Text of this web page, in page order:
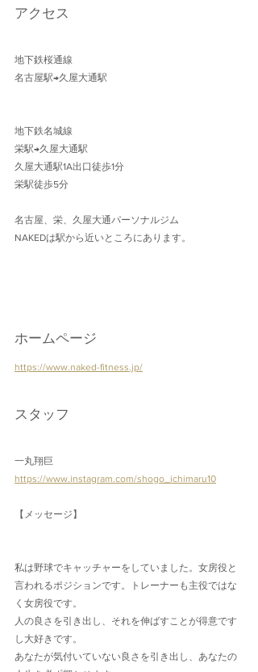
アクセス
地下鉄桜通線
名古屋駅→久屋大通駅
地下鉄名城線
栄駅→久屋大通駅
久屋大通駅1A出口徒歩1分
栄駅徒歩5分
名古屋、栄、久屋大通パーソナルジム
NAKEDは駅から近いところにあります。
ホームページ
https://www.naked-fitness.jp/
スタッフ
一丸翔巨
https://www.instagram.com/shogo_ichimaru10
【メッセージ】
私は野球でキャッチャーをしていました。女房役と
言われるポジションです。トレーナーも主役ではな
く女房役です。
人の良さを引き出し、それを伸ばすことが得意です
し大好きです。
あなたが気付いていない良さを引き出し、あなたの